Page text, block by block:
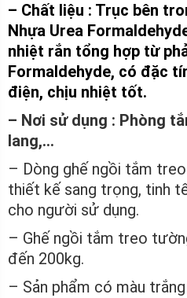
– Chất liệu : Trục bên
Nhựa Urea
nhiệt rắn tổng hợp từ
Formaldehyde, có đặc
điện, chịu nhiệt tốt.
– Nơi sử dụng : Phòng
lang,…
– Dòng ghế ngồi tắm
thiết kế sang trọng, tinh
cho người sử dụng.
– Ghế ngồi tắm treo
đến 200kg.
– Sản phẩm có màu